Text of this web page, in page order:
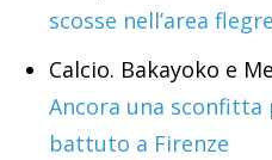
scosse nell’area
Calcio. Bakayoko e
Ancora una sconfitta
battuto a Firenze